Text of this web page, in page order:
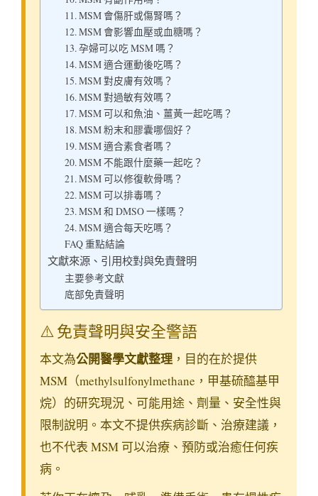
11. MSM 會傷肝或傷腎嗎？
12. MSM 會影響血壓或血糖嗎？
13. 孕婦可以吃 MSM 嗎？
14. MSM 適合運動後吃嗎？
15. MSM 對皮膚有效嗎？
16. MSM 對過敏有效嗎？
17. MSM 可以和魚油、薑黃一起吃嗎？
18. MSM 粉末和膠囊哪個好？
19. MSM 適合素食者嗎？
20. MSM 不能跟什麼藥一起吃？
21. MSM 可以修復軟骨嗎？
22. MSM 可以排毒嗎？
23. MSM 和 DMSO 一樣嗎？
24. MSM 適合每天吃嗎？
FAQ 重點結論
文獻來源、引用校對與免責聲明
主要參考文獻
底部免責聲明
⚠️ 免責聲明與安全警語
本文為公開醫學文獻整理 ，目的在於提供
MSM（methylsulfonylmethane，甲基硫醯基甲
烷）的研究現況、可能用途、劑量、安全性與
限制說明。本文不提供疾病診斷、治療建議，
也不代表 MSM 可以治療、預防或治癒任何疾
病。